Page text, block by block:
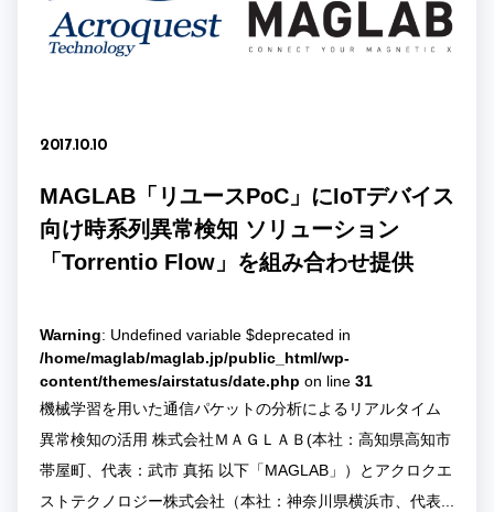
2017.10.10
MAGLAB「リユースPoC」にIoTデバイス
向け時系列異常検知 ソリューション
「Torrentio Flow」を組み合わせ提供
Warning: Undefined variable $deprecated in
/home/maglab/maglab.jp/public_html/wp-
content/themes/airstatus/date.php on line 31
機械学習を用いた通信パケットの分析によるリアルタイム
異常検知の活用 株式会社ＭＡＧＬＡＢ(本社：高知県高知市
帯屋町、代表：武市 真拓 以下「MAGLAB」）とアクロクエ
ストテクノロジー株式会社（本社：神奈川県横浜市、代表...